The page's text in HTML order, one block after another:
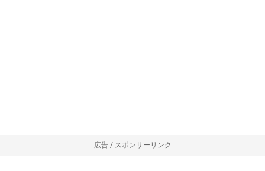
広告 / スポンサーリンク